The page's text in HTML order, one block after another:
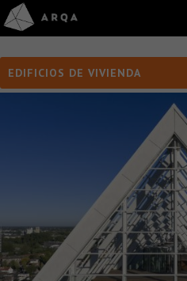
EDIFICIOS DE VIVIENDA